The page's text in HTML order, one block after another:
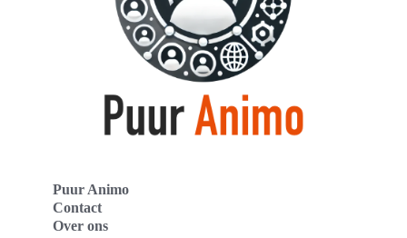
Puur Animo
Contact
Over ons